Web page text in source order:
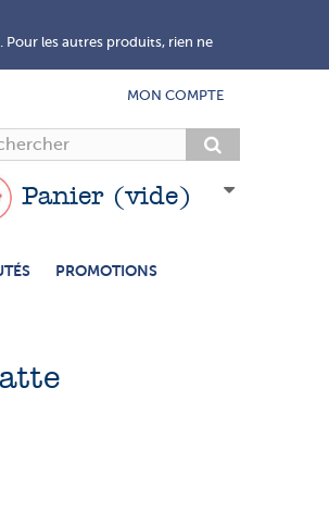
les autres produits, rien ne
MON COMPTE
Panier (vide)
PROMOTIONS